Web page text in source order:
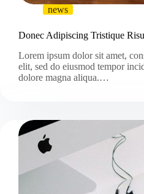
news
Donec Adipiscing Tristique
Lorem ipsum dolor sit amet,
elit, sed do eiusmod tempor
dolore magna aliqua.…